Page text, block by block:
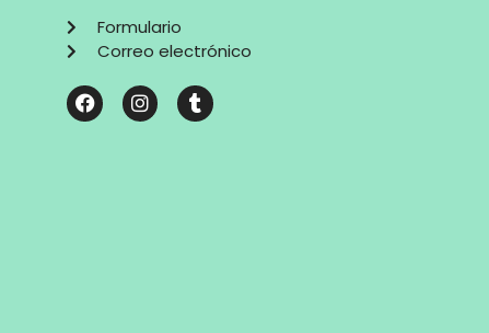
Formulario
Correo electrónico